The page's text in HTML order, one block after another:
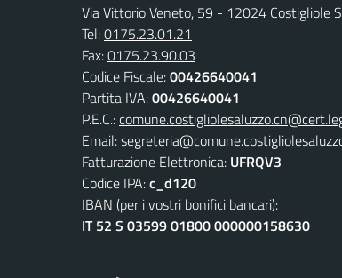
Via Vittorio Veneto, 59 - 12024 Costigliole
Tel:0175.23.01.21
Fax:0175.23.90.03
Codice Fiscale:00426640041
Partita IVA:00426640041
P.E.C.:
Email:
Fatturazione Elettronica: UFRQV3
Codice IPA:c_d120
IBAN (per i vostri bonifici bancari):
IT 52 S 03599 01800 000000158630